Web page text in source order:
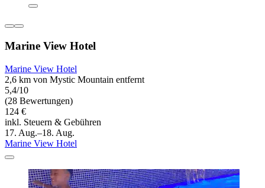
Marine View Hotel
Marine View Hotel
2,6 km von Mystic Mountain entfernt
5,4/10
(28 Bewertungen)
124 €
inkl. Steuern & Gebühren
17. Aug.–18. Aug.
Marine View Hotel